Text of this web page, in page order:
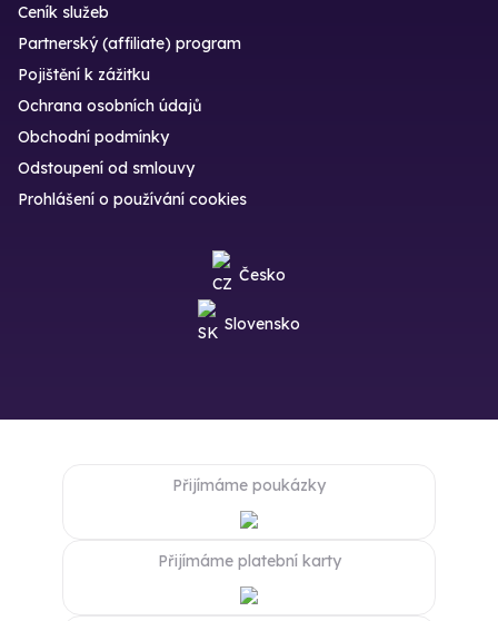
Ceník služeb
Partnerský (affiliate) program
Pojištění k zážitku
Ochrana osobních údajů
Obchodní podmínky
Odstoupení od smlouvy
Prohlášení o používání cookies
Česko
Slovensko
Přijímáme poukázky
Přijímáme platební karty